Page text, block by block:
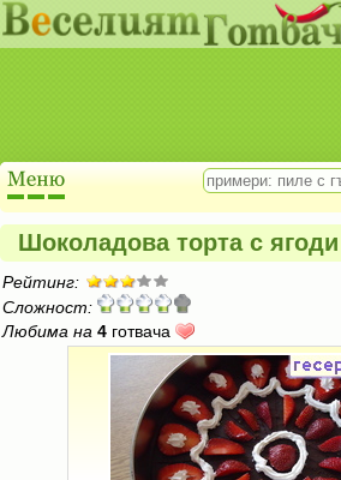
Шоколадова торта с ягоди
Рейтинг:
Сложност:
Любима на 4 готвача